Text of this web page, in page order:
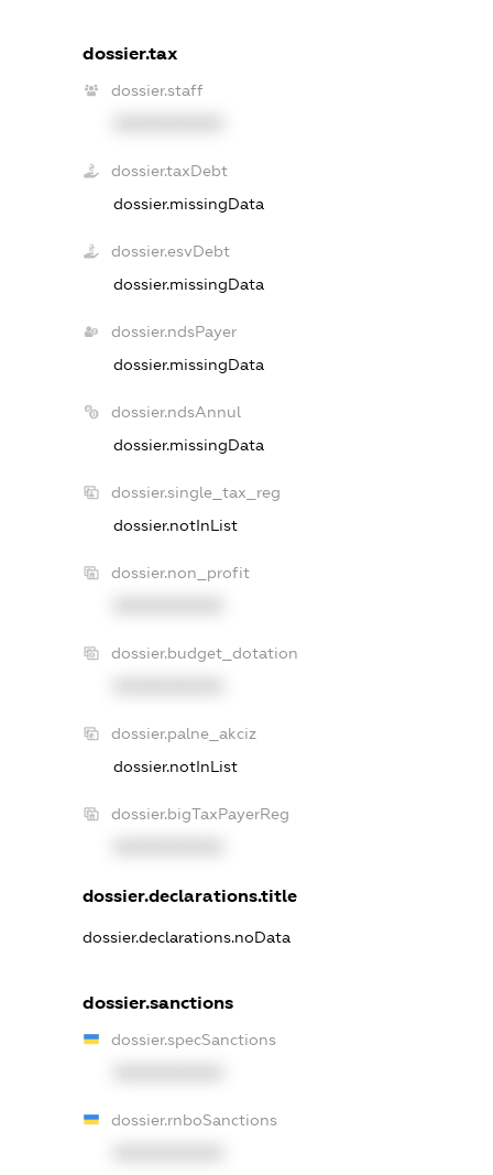
dossier.tax
dossier.staff
dossier.taxDebt
dossier.missingData
dossier.esvDebt
dossier.missingData
dossier.ndsPayer
dossier.missingData
dossier.ndsAnnul
dossier.missingData
dossier.single_tax_reg
dossier.notInList
dossier.non_profit
dossier.budget_dotation
dossier.palne_akciz
dossier.notInList
dossier.bigTaxPayerReg
dossier.declarations.title
dossier.declarations.noData
dossier.sanctions
dossier.specSanctions
dossier.rnboSanctions